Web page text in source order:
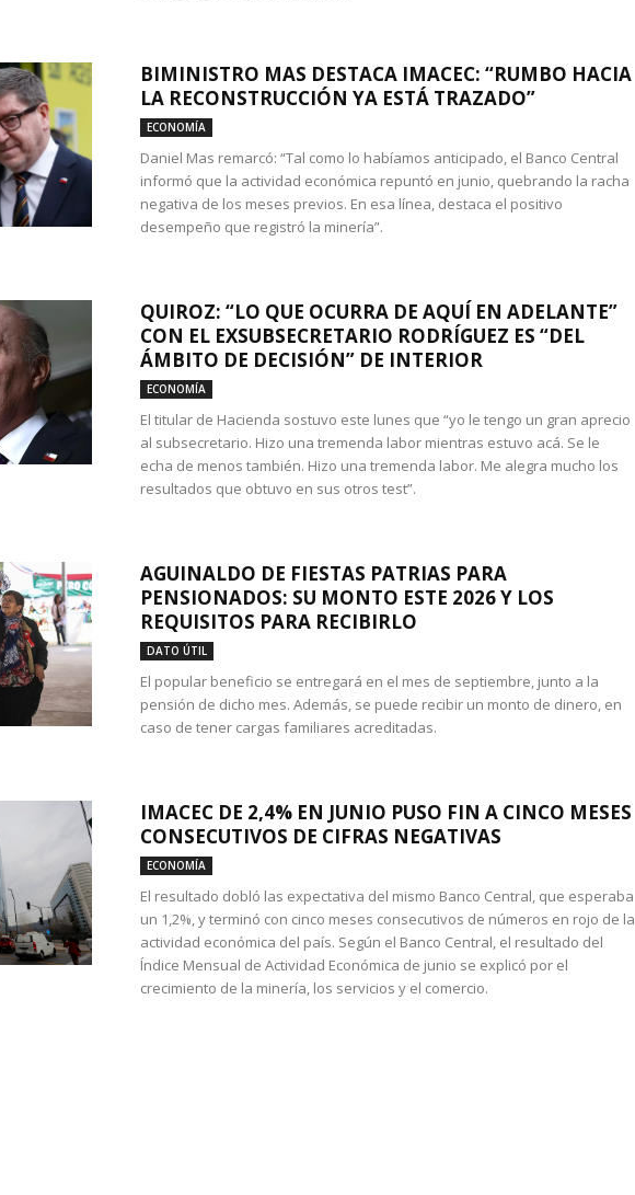
BIMINISTRO MAS DESTACA IMACEC: “RUMBO HACIA
LA RECONSTRUCCIÓN YA ESTÁ TRAZADO”
ECONOMÍA
Daniel Mas remarcó: “Tal como lo habíamos anticipado, el Banco Central
informó que la actividad económica repuntó en junio, quebrando la racha
negativa de los meses previos. En esa línea, destaca el positivo
desempeño que registró la minería”.
QUIROZ: “LO QUE OCURRA DE AQUÍ EN ADELANTE”
CON EL EXSUBSECRETARIO RODRÍGUEZ ES “DEL
ÁMBITO DE DECISIÓN” DE INTERIOR
ECONOMÍA
El titular de Hacienda sostuvo este lunes que “yo le tengo un gran aprecio
al subsecretario. Hizo una tremenda labor mientras estuvo acá. Se le
echa de menos también. Hizo una tremenda labor. Me alegra mucho los
resultados que obtuvo en sus otros test”.
AGUINALDO DE FIESTAS PATRIAS PARA
PENSIONADOS: SU MONTO ESTE 2026 Y LOS
REQUISITOS PARA RECIBIRLO
DATO ÚTIL
El popular beneficio se entregará en el mes de septiembre, junto a la
pensión de dicho mes. Además, se puede recibir un monto de dinero, en
caso de tener cargas familiares acreditadas.
IMACEC DE 2,4% EN JUNIO PUSO FIN A CINCO MESES
CONSECUTIVOS DE CIFRAS NEGATIVAS
ECONOMÍA
El resultado dobló las expectativa del mismo Banco Central, que esperaba
un 1,2%, y terminó con cinco meses consecutivos de números en rojo de la
actividad económica del país. Según el Banco Central, el resultado del
Índice Mensual de Actividad Económica de junio se explicó por el
crecimiento de la minería, los servicios y el comercio.